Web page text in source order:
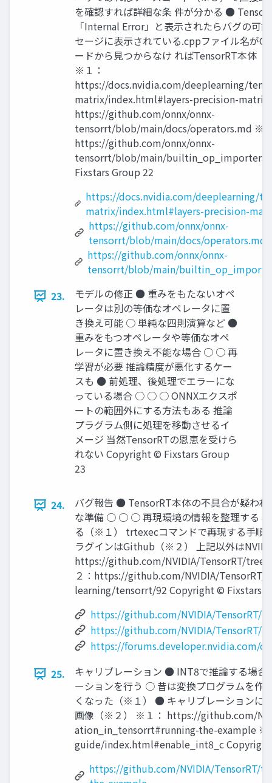
を確認すれば詳細な条 件が分かる ●
「Internal Error」と表示されたらバグの可
セージに表示されている.cppファイル名が
ードから見つからなけ ればTensorRT本体（
※１：
https://docs.nvidia.com/deeplearning/
matrix/index.html#layers-precision-
https://github.com/onnx/onnx-
tensorrt/blob/main/docs/operators.md ※
https://github.com/onnx/onnx-
tensorrt/blob/main/
Fixstars Group 22
https://docs.nvidia.com/deeplearning/
matrix/index.html#layers-precision-
https://github.com/onnx/onnx-
tensorrt/blob/main/docs/operators.md
https://github.com/onnx/onnx-
tensorrt/blob/main/
23.
モデルの修正 ● 重みをもたないオペ
レータは別の等価なオペレータに置
き換え可能 ○ 単純な四則演算など ●
重みをもつオペレータや等価なオペ
レータに置き換え不能な場合 ○ ○ 再
学習が必要 推論精度が悪化するケー
スも ● 前処理、後処理でエラーにな
っている場合 ○ ○ ○ ONNXエクスポ
ートの範囲外にする方法もある 推論
プラグラム側に処理を移動させるイ
メージ 当然TensorRTの恩恵を受けら
れない Copyright © Fixstars Group
23
24.
バグ報告 ● TensorRT本体の不具合が疑わ
な準備 ○ ○ ○ 再現環境の情報を整理する
る（※１） trtexecコマンドで再現する手順
ラグインはGithub（※２） 上記以外は
https://github.com/NVIDIA/TensorRT/
２：https://github.com/NVIDIA/
learning/tensorrt/92 Copyright © Fixstars
https://github.com/NVIDIA/TensorRT/
https://github.com/NVIDIA/TensorRT/
https://forums.developer.nvidia.com/
25.
キャリブレーション ● INT8で推論する場
ーションを行う ○ 昔は変換プログラムを作
くなった（※１） ● キャリブレーションに
画像（※２） ※１： https://github.com/
ation_in_tensorrt#running-the-example
guide/index.html#enable_int8_c
https://github.com/NVIDIA/TensorRT/